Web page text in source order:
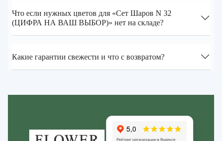
Что если нужных цветов для «Сет Шаров N 32
(ЦИФРА НА ВАШ ВЫБОР)» нет на складе?
Какие гарантии свежести и что с возвратом?